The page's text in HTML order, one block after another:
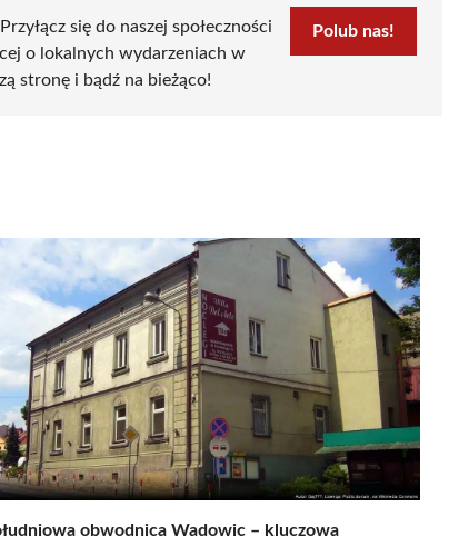
się do naszej społeczności
o lokalnych wydarzeniach w
stronę i bądź na bieżąco!
Polub nas!
obwodnica Wadowic – kluczowa